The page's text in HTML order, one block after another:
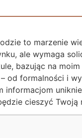
to marzenie
ale wymaga
bazując na
– od formalności i
informacjom
cieszyć Twoją